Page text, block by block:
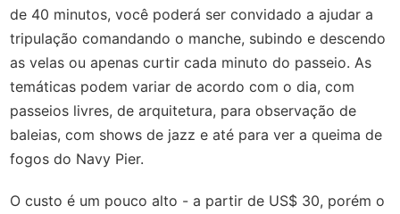
de 40 minutos, você poderá ser convidado a ajudar a
tripulação comandando o manche, subindo e descendo
as velas ou apenas curtir cada minuto do passeio. As
temáticas podem variar de acordo com o dia, com
passeios livres, de arquitetura, para observação de
baleias, com shows de jazz e até para ver a queima de
fogos do Navy Pier.
O custo é um pouco alto - a partir de US$ 30, porém o